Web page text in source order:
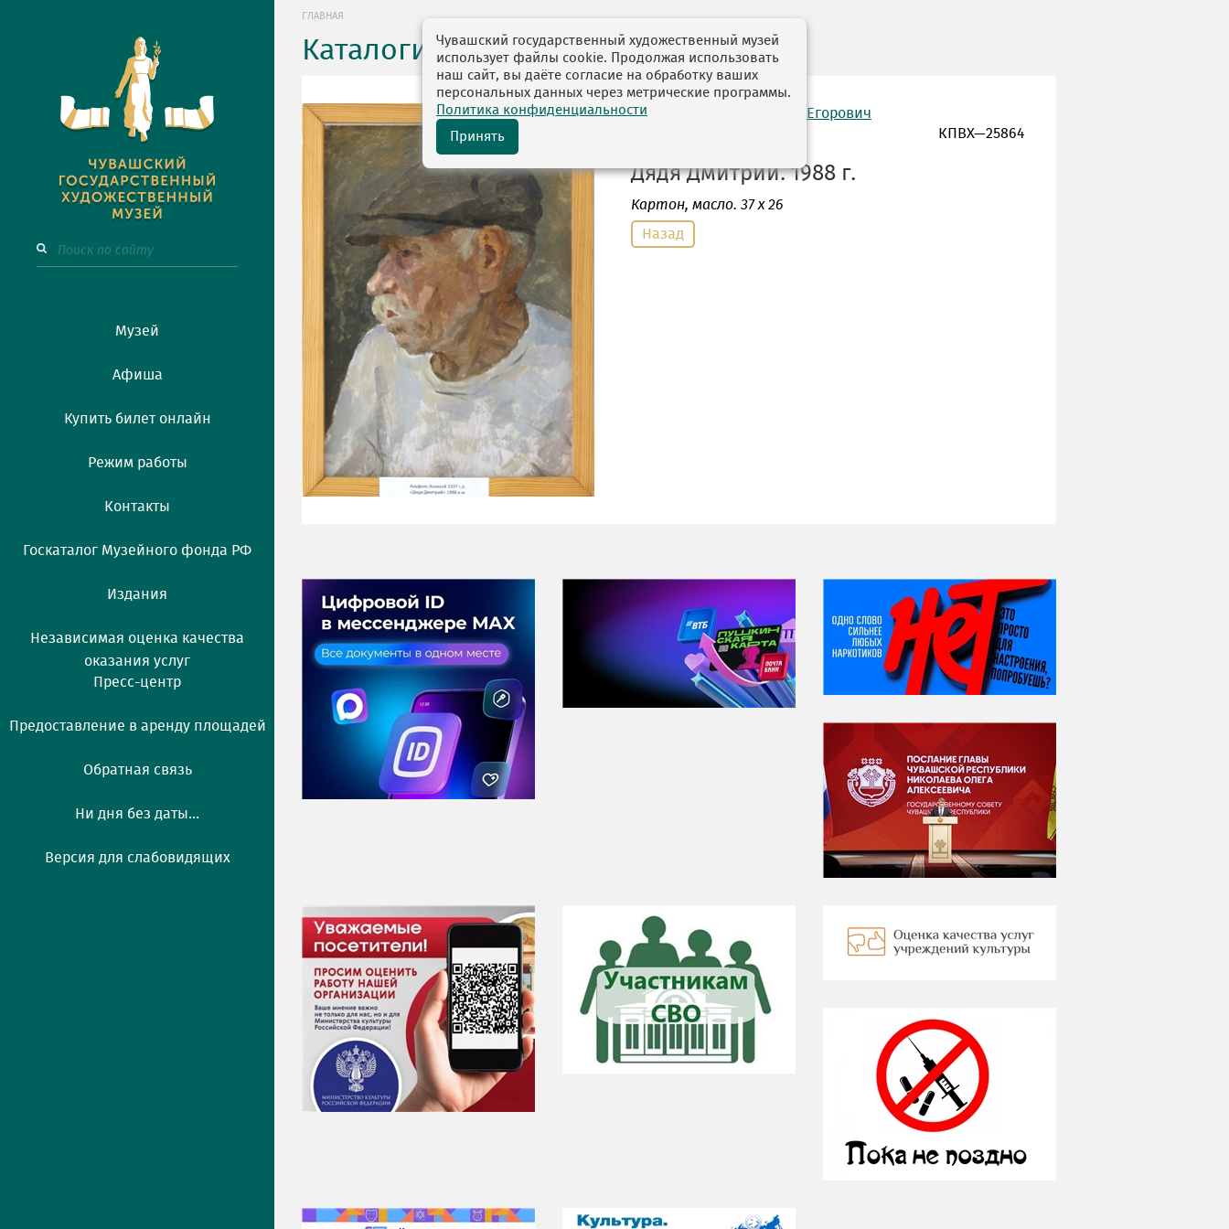
Музей
Афиша
Купить билет онлайн
Режим работы
Контакты
Госкаталог Музейного фонда РФ
Издания
Независимая оценка качества
оказания услуг
Пресс-центр
Предоставление в аренду площадей
Обратная связь
Ни дня без даты...
Версия для слабовидящих
ГЛАВНАЯ
Каталоги выставок
автор: Альфонс Алексей Егорович
КПВХ—25864
Дядя Дмитрий. 1988 г.
Картон, масло. 37 х 26
Назад
Чувашский государственный художественный музей
использует файлы cookie. Продолжая использовать
наш сайт, вы даёте согласие на обработку ваших
персональных данных через метрические программы.
Политика конфиденциальности
Принять